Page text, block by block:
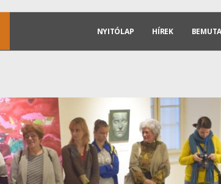
NYITÓLAP HÍREK